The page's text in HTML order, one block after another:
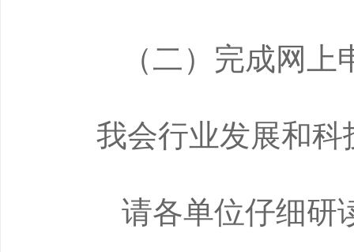
（二）完成网
我会行业发展和
请各单位仔细研